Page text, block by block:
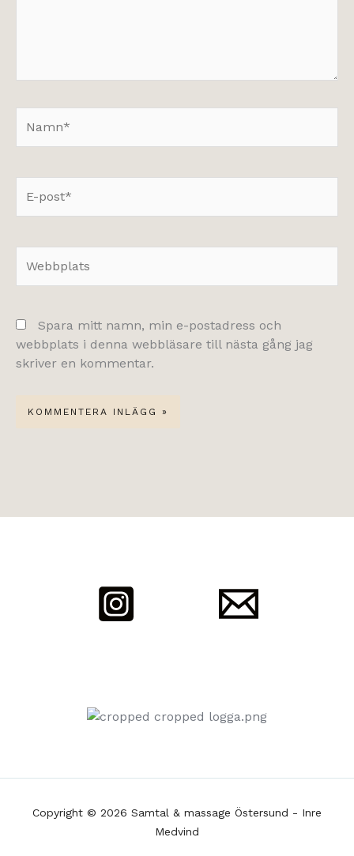
post*
Spara mitt namn, min e-postadress och
webbplats i denna webbläsare till nästa gång jag
skriver en kommentar.
Copyright © 2026 Samtal & massage Östersund - Inre
Medvind